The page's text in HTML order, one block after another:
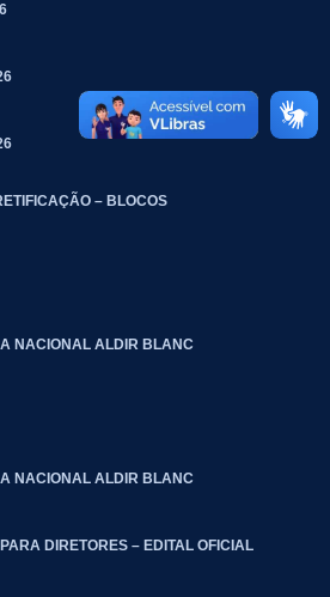
– BLOCOS
NACIONAL ALDIR BLANC
NACIONAL ALDIR BLANC
DIRETORES – EDITAL OFICIAL